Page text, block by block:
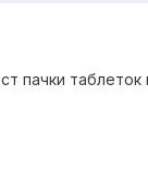
пачки